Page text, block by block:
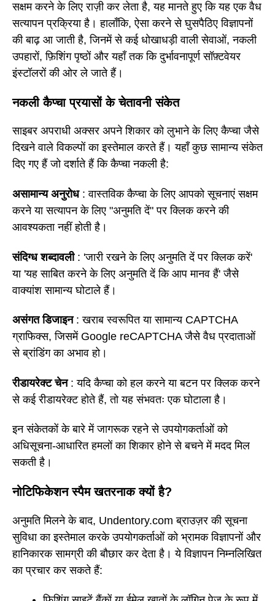
सक्षम करने के लिए राज़ी कर लेता है, यह मानते हुए कि यह एक वैध
सत्यापन प्रक्रिया है। हालाँकि, ऐसा करने से घुसपैठिए विज्ञापनों
की बाढ़ आ जाती है, जिनमें से कई धोखाधड़ी वाली सेवाओं, नकली
उपहारों, फ़िशिंग पृष्ठों और यहाँ तक कि दुर्भावनापूर्ण सॉफ़्टवेयर
इंस्टॉलरों की ओर ले जाते हैं।
नकली कैप्चा प्रयासों के चेतावनी संकेत
साइबर अपराधी अक्सर अपने शिकार को लुभाने के लिए कैप्चा जैसे
दिखने वाले विकल्पों का इस्तेमाल करते हैं। यहाँ कुछ सामान्य संकेत
दिए गए हैं जो दर्शाते हैं कि कैप्चा नकली है:
असामान्य अनुरोध: वास्तविक कैप्चा के लिए आपको सूचनाएं सक्षम
करने या सत्यापन के लिए "अनुमति दें" पर क्लिक करने की
आवश्यकता नहीं होती है।
संदिग्ध शब्दावली: 'जारी रखने के लिए अनुमति दें पर क्लिक करें'
या 'यह साबित करने के लिए अनुमति दें कि आप मानव हैं' जैसे
वाक्यांश सामान्य घोटाले हैं।
असंगत डिजाइन: खराब स्वरूपित या सामान्य CAPTCHA
ग्राफिक्स, जिसमें Google reCAPTCHA जैसे वैध प्रदाताओं
से ब्रांडिंग का अभाव हो।
रीडायरेक्ट चेन: यदि कैप्चा को हल करने या बटन पर क्लिक करने
से कई रीडायरेक्ट होते हैं, तो यह संभवतः एक घोटाला है।
इन संकेतकों के बारे में जागरूक रहने से उपयोगकर्ताओं को
अधिसूचना-आधारित हमलों का शिकार होने से बचने में मदद मिल
सकती है।
नोटिफिकेशन स्पैम खतरनाक क्यों है?
अनुमति मिलने के बाद, Undentory.com ब्राउज़र की सूचना
सुविधा का इस्तेमाल करके उपयोगकर्ताओं को भ्रामक विज्ञापनों और
हानिकारक सामग्री की बौछार कर देता है। ये विज्ञापन निम्नलिखित
का प्रचार कर सकते हैं: